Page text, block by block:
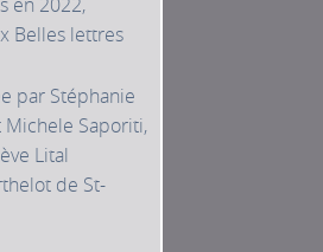
Belles lettres
par Stéphanie
Michele Saporiti,
Lital
de St-